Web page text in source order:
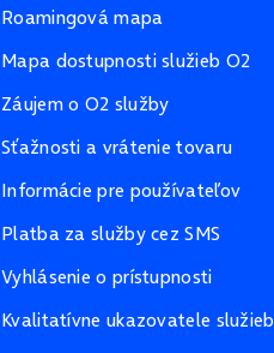
Roamingová mapa
Mapa dostupnosti služieb O2
Záujem o O2 služby
Sťažnosti a vrátenie tovaru
Informácie pre používateľov
Platba za služby cez SMS
Vyhlásenie o prístupnosti
Kvalitatívne ukazovatele služieb